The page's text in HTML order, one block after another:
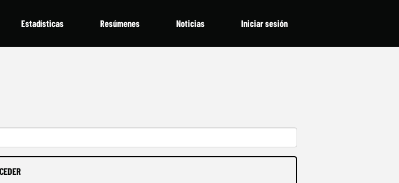
Estadísticas Resúmenes Noticias Iniciar sesión